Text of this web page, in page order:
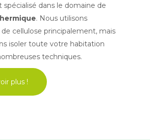
spécialisé dans le domaine de
. Nous utilisons
de cellulose principalement, mais
isoler toute votre habitation
techniques.
plus !